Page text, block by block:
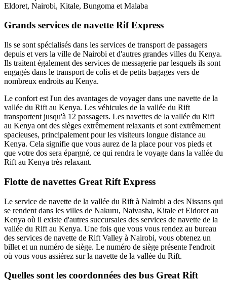
Eldoret, Nairobi, Kitale, Bungoma et Malaba
Grands services de navette Rif Express
Ils se sont spécialisés dans les services de transport de passagers
depuis et vers la ville de Nairobi et d'autres grandes villes du Kenya.
Ils traitent également des services de messagerie par lesquels ils sont
engagés dans le transport de colis et de petits bagages vers de
nombreux endroits au Kenya.
Le confort est l'un des avantages de voyager dans une navette de la
vallée du Rift au Kenya. Les véhicules de la vallée du Rift
transportent jusqu'à 12 passagers. Les navettes de la vallée du Rift
au Kenya ont des sièges extrêmement relaxants et sont extrêmement
spacieuses, principalement pour les visiteurs longue distance au
Kenya. Cela signifie que vous aurez de la place pour vos pieds et
que votre dos sera épargné, ce qui rendra le voyage dans la vallée du
Rift au Kenya très relaxant.
Flotte de navettes Great Rift Express
Le service de navette de la vallée du Rift à Nairobi a des Nissans qui
se rendent dans les villes de Nakuru, Naivasha, Kitale et Eldoret au
Kenya où il existe d'autres succursales des services de navette de la
vallée du Rift au Kenya. Une fois que vous vous rendez au bureau
des services de navette de Rift Valley à Nairobi, vous obtenez un
billet et un numéro de siège. Le numéro de siège présente l'endroit
où vous vous assiérez sur la navette de la vallée du Rift.
Quelles sont les coordonnées des bus Great Rift